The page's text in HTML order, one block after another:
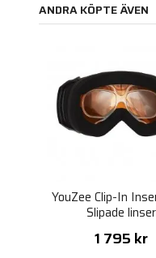
ANDRA KÖPTE ÄVEN
YouZee Clip-In
Slipade linser
1 795 kr